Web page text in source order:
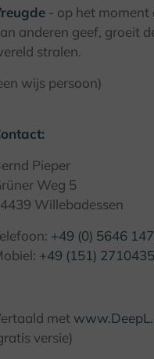
- op het moment
anderen geef, groeit
stralen.
wijs persoon)
Pieper
Weg 5
Willebadessen
+49 (0) 5646
+49 (151)
met
versie)